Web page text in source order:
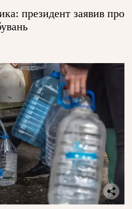
президент заявив про